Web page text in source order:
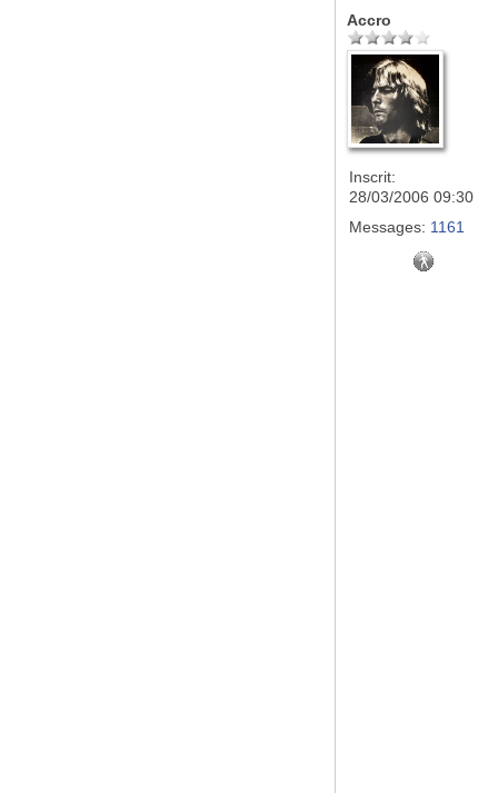
Accro
Inscrit:
28/03/2006 09:30
Messages: 1161